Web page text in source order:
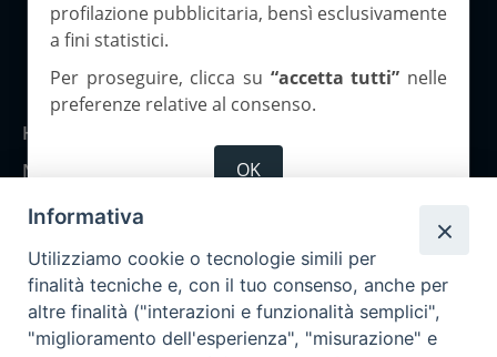
Copyright 2026 ©Corriere Cesenate
Home
Notizie
Rubriche
Chi siamo
Come abbonarsi
Contatti
profilazione pubblicitaria, bensì esclusivamente
a fini statistici.
Per proseguire, clicca su “accetta tutti” nelle
preferenze relative al consenso.
OK
Informativa
Utilizziamo cookie o tecnologie simili per
finalità tecniche e, con il tuo consenso, anche per
altre finalità ("interazioni e funzionalità semplici",
"miglioramento dell'esperienza", "misurazione" e